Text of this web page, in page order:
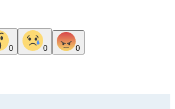
0 0 0